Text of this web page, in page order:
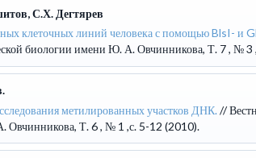
С.Х. Дегтярев
клеточных линий человека с помощью BlsI- и
биологии имени Ю. А. Овчинникова, Т. 7 , № 3
метилированных участков ДНК.//
Овчинникова, Т. 6 , № 1 ,с. 5-12 (2010).